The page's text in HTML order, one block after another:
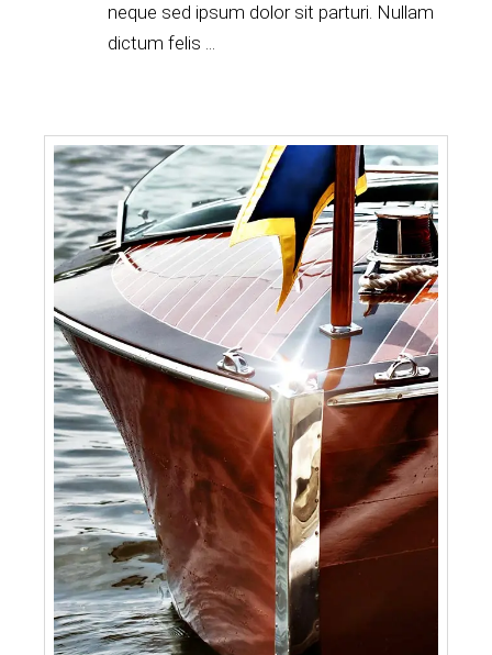
neque sed ipsum dolor sit parturi. Nullam
dictum felis ...